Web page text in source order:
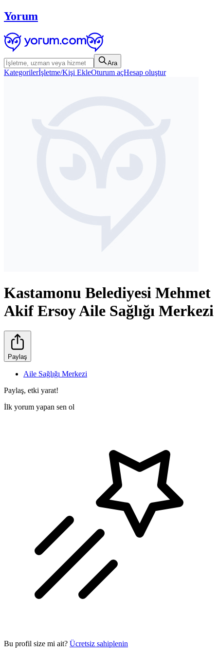
Yorum
Ara
Kategorilerİşletme/Kişi EkleOturum açHesap oluştur
Kastamonu Belediyesi Mehmet
Akif Ersoy Aile Sağlığı Merkezi
Paylaş
Aile Sağlığı Merkezi
Paylaş, etki yarat!
İlk yorum yapan sen ol
Bu profil size mi ait? Ücretsiz sahiplenin